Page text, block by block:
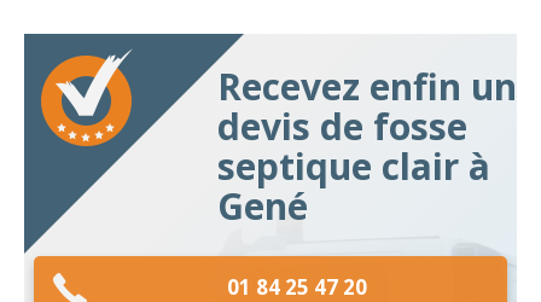
Recevez enfin un
devis de fosse
septique clair à
Gené
01 84 25 47 20